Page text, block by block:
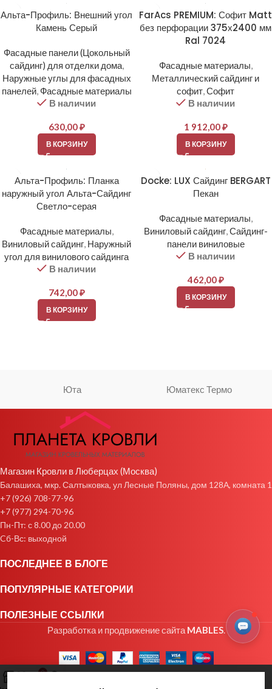
Альта-Профиль: Внешний угол
Камень Серый
Фасадные панели (Цокольный
сайдинг) для отделки дома,
Наружные углы для фасадных
панелей, Фасадные материалы
В наличии
630,00₽
В КОРЗИНУ
FarAcs PREMIUM: Софит Matt
без перфорации 375х2400 мм
Ral 7024
Фасадные материалы,
Металлический сайдинг и
софит,Софит
В наличии
1 912,00₽
В КОРЗИНУ
Альта-Профиль: Планка
наружный угол Альта-Сайдинг
Светло-серая
Фасадные материалы,
Виниловый сайдинг, Наружный
угол для винилового сайдинга
В наличии
742,00₽
В КОРЗИНУ
Docke: LUX Сайдинг BERGART
Пекан
Фасадные материалы,
Виниловый сайдинг,Сайдинг-
панели виниловые
В наличии
462,00₽
В КОРЗИНУ
Юта Юматекс Термо
Магазин Кровли в Люберцах (Москва)
Балашиха, мкр. Салтыковка, ул Лесные Поляны, дом 128А, комната 1
+7 (926) 708-77-96
+7 (977) 294-70-96
Пн-Пт: с 8.00 до 20.00
Cб-Вс: выходной
ПОСЛЕДНЕЕ В БЛОГЕ
ПОПУЛЯРНЫЕ КАТЕГОРИИ
ПОЛЕЗНЫЕ ССЫЛКИ
Разработка и продвижение сайтаMABLES.
0